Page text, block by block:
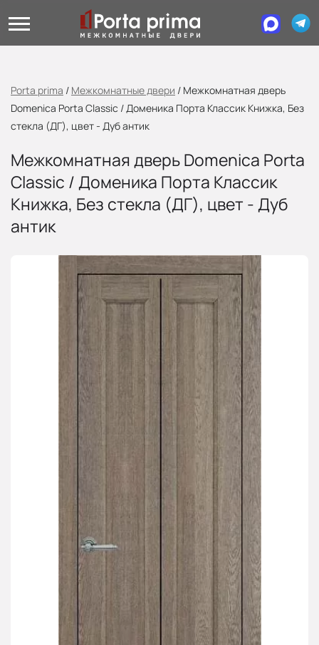
Porta prima / Межкомнатные двери / Межкомнатная дверь
Domenica Porta Classic / Доменика Порта Классик Книжка, Без
стекла (ДГ), цвет - Дуб антик
Межкомнатная дверь Domenica Porta
Classic / Доменика Порта Классик
Книжка, Без стекла (ДГ), цвет - Дуб
антик